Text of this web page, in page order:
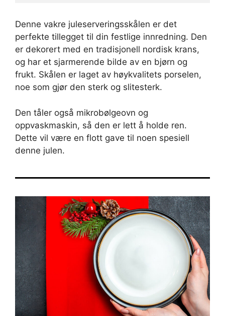
Denne vakre juleserveringsskålen er det
perfekte tillegget til din festlige innredning. Den
er dekorert med en tradisjonell nordisk krans,
og har et sjarmerende bilde av en bjørn og
frukt. Skålen er laget av høykvalitets porselen,
noe som gjør den sterk og slitesterk.
Den tåler også mikrobølgeovn og
oppvaskmaskin, så den er lett å holde ren.
Dette vil være en flott gave til noen spesiell
denne julen.